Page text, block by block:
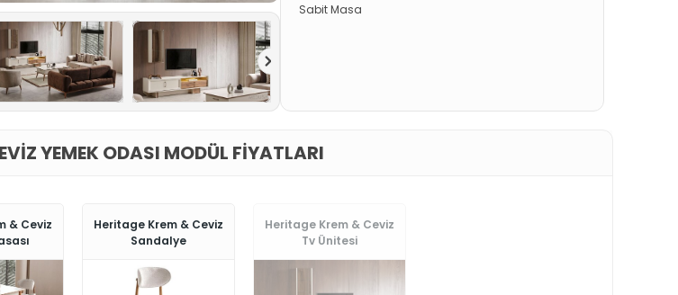
Sabit Masa
YEMEK ODASI MODÜL FIYATLARI
& Ceviz
Heritage Krem & Ceviz
Sandalye
Heritage Krem & Ceviz
Tv Ünitesi